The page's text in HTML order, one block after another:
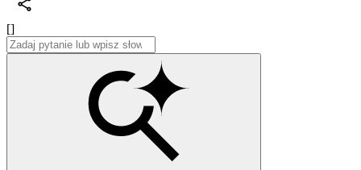
[]